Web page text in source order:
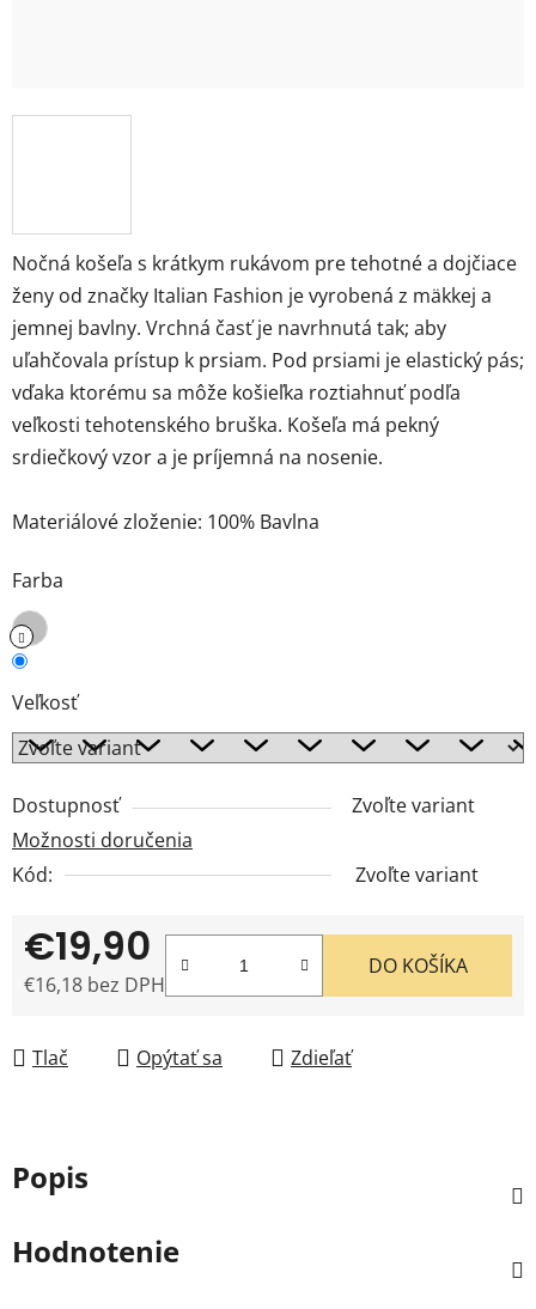
Nočná košeľa s krátkym rukávom pre tehotné a dojčiace
ženy od značky Italian Fashion je vyrobená z mäkkej a
jemnej bavlny. Vrchná časť je navrhnutá tak; aby
uľahčovala prístup k prsiam. Pod prsiami je elastický pás;
vďaka ktorému sa môže košieľka roztiahnuť podľa
veľkosti tehotenského bruška. Košeľa má pekný
srdiečkový vzor a je príjemná na nosenie.
Materiálové zloženie: 100% Bavlna
Farba
Veľkosť
Dostupnosť
Zvoľte variant
Možnosti doručenia
Kód:
Zvoľte variant
€19,90
€16,18 bez DPH
DO KOŠÍKA
Tlač Opýtať sa Zdieľať
Popis
Hodnotenie